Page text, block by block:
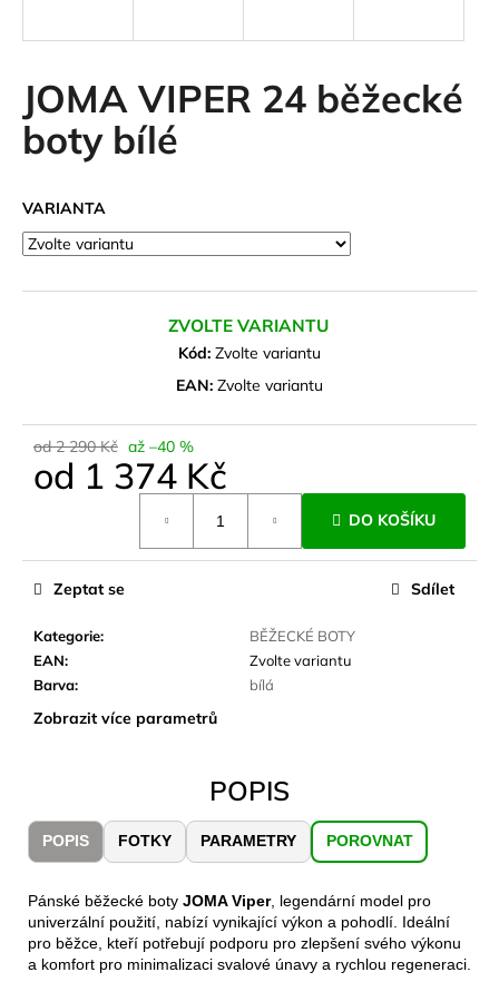
JOMA VIPER 24 běžecké
boty bílé
VARIANTA
ZVOLTE VARIANTU
Kód: Zvolte variantu
EAN: Zvolte variantu
od 2 290 Kč až –40 %
od 1 374 Kč
DO KOŠÍKU
Kategorie:
BĚŽECKÉ BOTY
EAN:
Zvolte variantu
Barva: bílá
Zobrazit více parametrů
Zeptat se Sdílet
POPIS
POPIS FOTKY PARAMETRY POROVNAT
Pánské běžecké boty JOMA Viper, legendární model pro
univerzální použití, nabízí vynikající výkon a pohodlí. Ideální
pro běžce, kteří potřebují podporu pro zlepšení svého výkonu
a komfort pro minimalizaci svalové únavy a rychlou regeneraci.
í
t
?
HLEDAT
o
u
m
CARNOSPORT
GEL
100